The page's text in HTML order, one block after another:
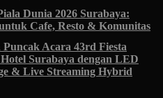
Dunia 2026 Surabaya:
Cafe, Resto & Komunitas
Acara 43rd Fiesta
Surabaya dengan LED
& Live Streaming Hybrid